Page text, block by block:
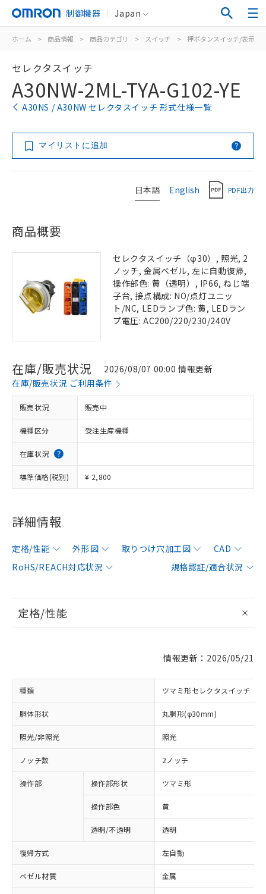
制御機器 Japan
ホーム > 商品情報 > 商品カテゴリ > スイッチ > 押ボタンスイッチ/表示灯
セレクタスイッチ
A30NW-2ML-TYA-G102-YE
A30NS / A30NW セレクタスイッチ 形式仕様一覧
マイリストに追加
日本語 English PDF出力
商品概要
セレクタスイッチ（φ30）, 照光, 2
ノッチ, 金属ベゼル, 左に自動復帰,
操作部色: 黄（透明）, IP66, ねじ端
子台, 接点構成: NO/点灯ユニッ
ト/NC, LEDランプ色: 黄, LEDラン
プ電圧: AC200/220/230/240V
在庫/販売状況
2026/08/07 00:00 情報更新
在庫/販売状況 ご利用条件
販売状況 販売中
機種区分 受注生産機種
在庫状況
標準価格(税別) ¥ 2,800
詳細情報
定格/性能 外形図 取りつけ穴加工図
CAD
RoHS/REACH対応状況
規格認証/適合状況
定格/性能
情報更新：2026/05/21
種類 ツマミ形セレクタスイッチ
胴体形状 丸胴形(φ30mm)
照光/非照光 照光
ノッチ数 2ノッチ
操作部 操作部形状 ツマミ形
操作部色 黄
透明/不透明 透明
復帰方式 左自動
ベゼル材質 金属